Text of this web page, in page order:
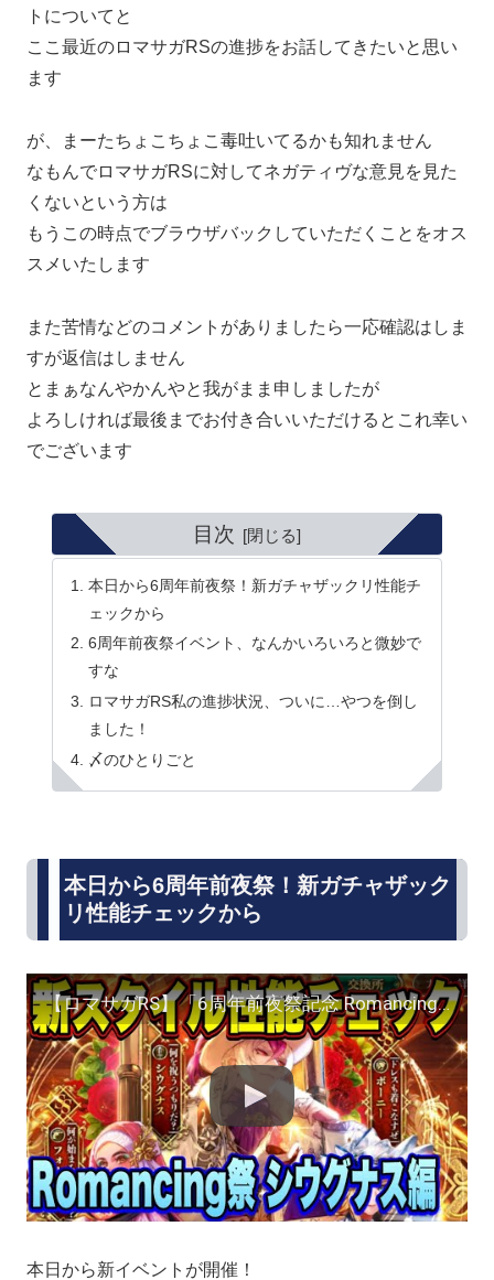
トについてと
ここ最近のロマサガRSの進捗をお話してきたいと思い
ます
が、まーたちょこちょこ毒吐いてるかも知れません
なもんでロマサガRSに対してネガティヴな意見を見た
くないという方は
もうこの時点でブラウザバックしていただくことをオス
スメいたします
また苦情などのコメントがありましたら一応確認はしま
すが返信はしません
とまぁなんやかんやと我がまま申しましたが
よろしければ最後までお付き合いいただけるとこれ幸い
でございます
目次
本日から6周年前夜祭！新ガチャザックリ性能チ
ェックから
6周年前夜祭イベント、なんかいろいろと微妙で
すな
ロマサガRS私の進捗状況、ついに…やつを倒し
ました！
〆のひとりごと
本日から6周年前夜祭！新ガチャザック
リ性能チェックから
【ロマサガRS】「6周年前夜祭記念 Romancing祭 シウグナス編」 ザックリ性能チェックのコーナー ｲｸｿﾞｰ！！
本日から新イベントが開催！